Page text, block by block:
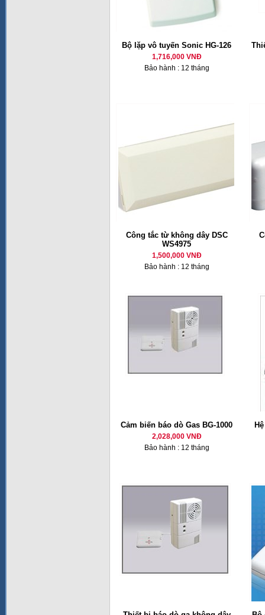
Bộ lặp vô tuyến Sonic HG-126
1,716,000 VNĐ
Bảo hành : 12 tháng
Công tắc từ không dây DSC
WS4975
1,500,000 VNĐ
Bảo hành : 12 tháng
Cảm biến báo dò Gas BG-1000
2,028,000 VNĐ
Bảo hành : 12 tháng